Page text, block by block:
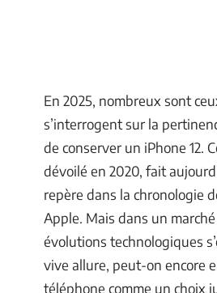
En 2025, nombreux sont
s’interrogent sur la
de conserver un iPhone 12.
dévoilé en 2020, fait
repère dans la chronologie
Apple. Mais dans un
évolutions technologiques
vive allure, peut-on encore
téléphone comme un choix